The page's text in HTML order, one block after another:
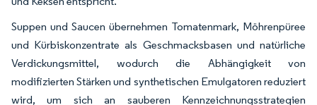
Suppen und Saucen übernehmen Tomatenmark, Möhrenpüree
und Kürbiskonzentrate als Geschmacksbasen und natürliche
Verdickungsmittel, wodurch die Abhängigkeit von
modifizierten Stärken und synthetischen Emulgatoren reduziert
wird, um sich an sauberen Kennzeichnungsstrategien